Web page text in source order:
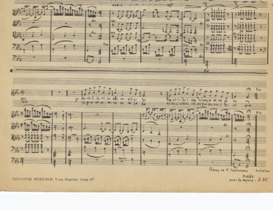
128-Sonatina No 2 pour violon et piano [1958-08-10]
129-Πέντε στρατιώτες [1958-08-25]
130-Oedipus Tyrannos, Ode pour orchestre a cordes [1958-10-
131-Επιτάφιος [1958-05-11]
132-Le feu aux poudres, Ballet en 3 Actes [1958-12-30]
133-[Έργο για πιάνο και ορχήστρα εγχόρδων] [1958]
134-Les Amantes de Teruel [1958]
135-Les Amantes de Teruel (Μουσική για φιλμ) [1959-01-09]
136-Antigone - Ballet [1959-08-31]
137-Λιποτάκτες [1957-04-16-1959-12-17]
138-Σχέδια 1950-1959 [1950-1959]
139-Φοίνισσες [1959-12-27-1960-05-27]
140-Michalis of Skiathos [1960-08-01]
141-Σουΐτα Νο 4 [1960-10-01-1960-10-25]